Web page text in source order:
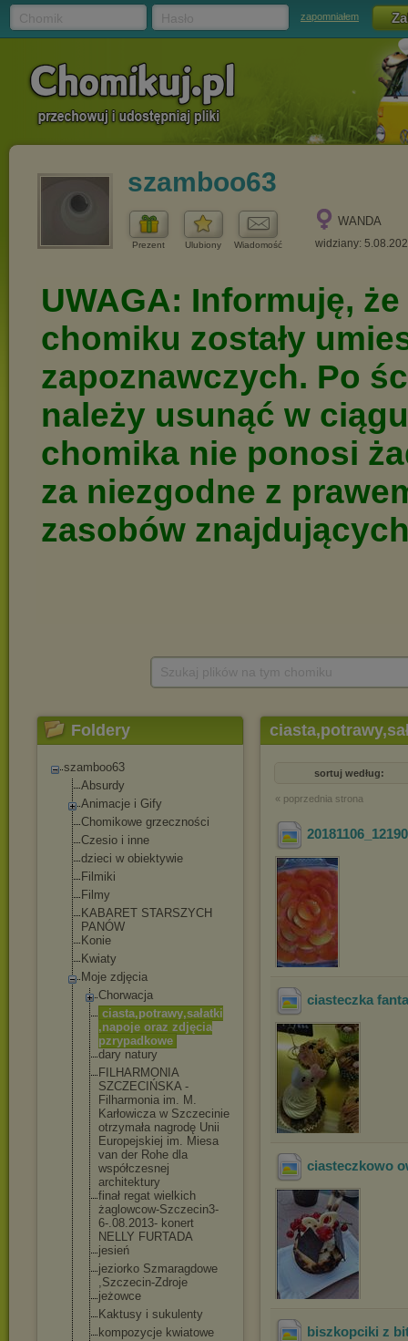
zapomniałem
szamboo63
Prezent Ulubiony Wiadomość
WANDA
widziany:
Foldery
szamboo63
Absurdy
Animacje i Gify
Chomikowe grzeczności
Czesio i inne
dzieci w obiektywie
Filmiki
Filmy
KABARET STARSZYCH
PANÓW
Konie
Kwiaty
Moje zdjęcia
Chorwacja
ciasta,potrawy,sałatki
,napoje oraz zdjęcia
pzrypadkowe
dary natury
FILHARMONIA
SZCZECIŃSKA -
Filharmonia im. M.
Karłowicza w Szczecinie
otrzymała nagrodę Unii
Europejskiej im. Miesa
van der Rohe dla
współczesnej
architektury
finał regat wielkich
żaglowcow-Szczecin3-
6-.08.2013- konert
NELLY FURTADA
jesień
jeziorko Szmaragdowe
,Szczecin-Zdroje
jeżowce
Kaktusy i sukulenty
kompozycje kwiatowe
sortuj według:
« poprzednia strona
ciasteczka
ciasteczkowo
biszkopciki z